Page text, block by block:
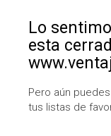
Lo
esta
Pero aún
tus listas de